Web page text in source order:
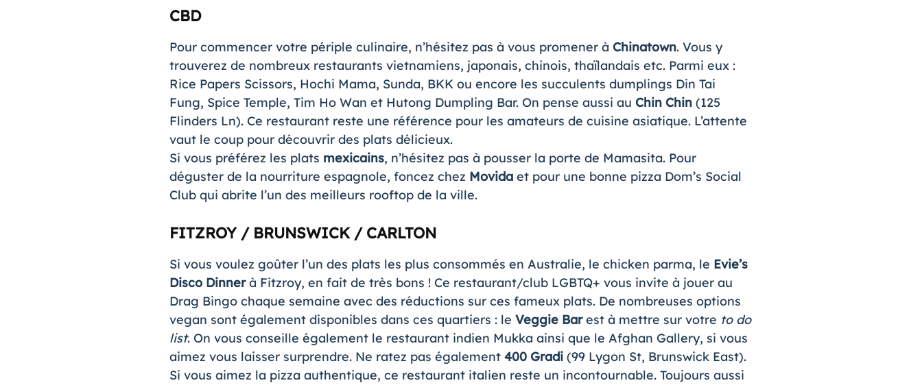
CBD
Pour commencer votre périple culinaire, n’hésitez pas à vous promener à Chinatown. Vous y
trouverez de nombreux restaurants vietnamiens, japonais, chinois, thaïlandais etc. Parmi eux :
Rice Papers Scissors, Hochi Mama, Sunda, BKK ou encore les succulents dumplings Din Tai
Fung, Spice Temple, Tim Ho Wan et Hutong Dumpling Bar. On pense aussi au Chin Chin (125
Flinders Ln). Ce restaurant reste une référence pour les amateurs de cuisine asiatique. L’attente
vaut le coup pour découvrir des plats délicieux.
Si vous préférez les plats mexicains, n’hésitez pas à pousser la porte de Mamasita. Pour
déguster de la nourriture espagnole, foncez chez Movida et pour une bonne pizza Dom’s Social
Club qui abrite l’un des meilleurs rooftop de la ville.
FITZROY / BRUNSWICK / CARLTON
Si vous voulez goûter l’un des plats les plus consommés en Australie, le chicken parma, le Evie’s
Disco Dinnerà Fitzroy, en fait de très bons ! Ce restaurant/club LGBTQ+ vous invite à jouer au
Drag Bingo chaque semaine avec des réductions sur ces fameux plats. De nombreuses options
vegan sont également disponibles dans ces quartiers : le Veggie Barest à mettre sur votre to do
list. On vous conseille également le restaurant indien Mukka ainsi que le Afghan Gallery, si vous
aimez vous laisser surprendre. Ne ratez pas également 400 Gradi (99 Lygon St, Brunswick East).
Si vous aimez la pizza authentique, ce restaurant italien reste un incontournable. Toujours aussi